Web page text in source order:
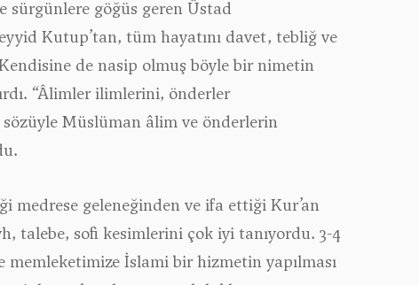
sürgünlere göğüs geren Üstad
Kutup’tan, tüm hayatını davet, tebliğ ve
de nasip olmuş böyle bir nimetin
“Âlimler ilimlerini, önderler
Müslüman âlim ve önderlerin
medrese geleneğinden ve ifa ettiği Kur’an
talebe, sofi kesimlerini çok iyi tanıyordu. 3-4
İslami bir hizmetin yapılması